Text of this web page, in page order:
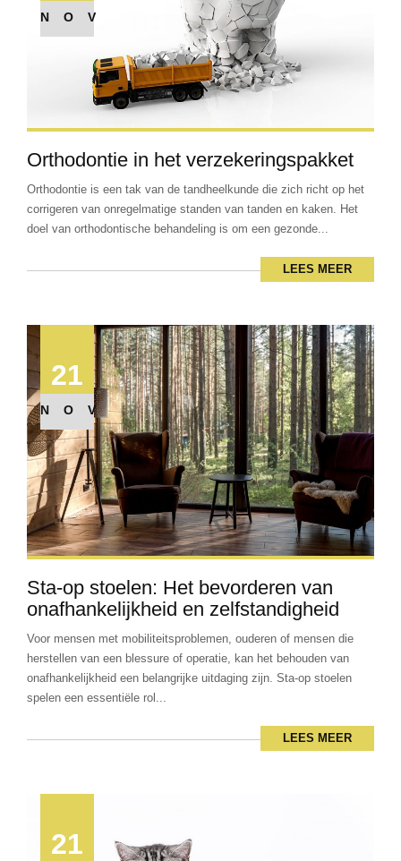
NOV
Orthodontie in het verzekeringspakket
Orthodontie is een tak van de tandheelkunde die zich richt op het
corrigeren van onregelmatige standen van tanden en kaken. Het
doel van orthodontische behandeling is om een gezonde...
LEES MEER
21
NOV
Sta-op stoelen: Het bevorderen van
onafhankelijkheid en zelfstandigheid
Voor mensen met mobiliteitsproblemen, ouderen of mensen die
herstellen van een blessure of operatie, kan het behouden van
onafhankelijkheid een belangrijke uitdaging zijn. Sta-op stoelen
spelen een essentiële rol...
LEES MEER
21